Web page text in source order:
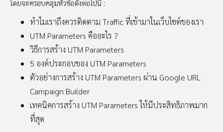
โดยจะครอบคลุมหัวข้อดังต่อไปนี้ :
ทำไมเราถึงควรติดตาม Traffic ที่เข้ามาในเว็บไซต์ของเรา
UTM Parameters คืออะไร ?
วิธีการสร้าง UTM Parameters
5 องค์ประกอบของ UTM Parameters
ตัวอย่างการสร้าง UTM Parameters ผ่าน Google URL
Campaign Builder
เทคนิคการสร้าง UTM Parameters ให้มีประสิทธิภาพมาก
ที่สุด